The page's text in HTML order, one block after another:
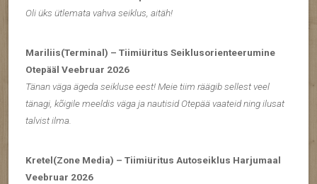
Oli üks ütlemata vahva seiklus, aitäh!
Mariliis(Terminal) – Tiimiüritus Seiklusorienteerumine
Otepääl Veebruar 2026
Tänan väga ägeda seikluse eest! Meie tiim räägib sellest veel
tänagi, kõigile meeldis väga ja nautisid Otepää vaateid ning ilusat
talvist ilma.
Kretel(Zone Media) – Tiimiüritus Autoseiklus Harjumaal
Veebruar 2026